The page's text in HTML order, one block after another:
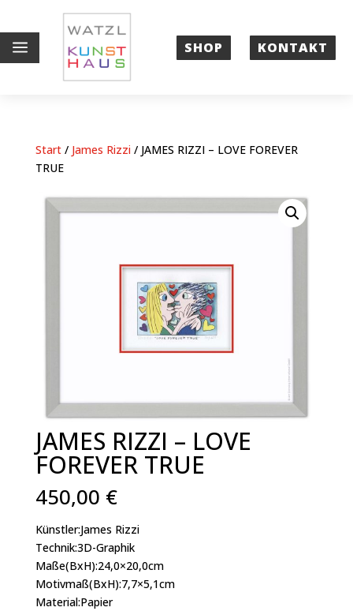
a SHOP KONTAKT
Start/ James Rizzi/ JAMES RIZZI – LOVE FOREVER
TRUE
JAMES RIZZI – LOVE
FOREVER TRUE
450,00 €
Künstler:James Rizzi
Technik:3D-Graphik
Maße(BxH):24,0×20,0cm
Motivmaß(BxH):7,7×5,1cm
Material:Papier